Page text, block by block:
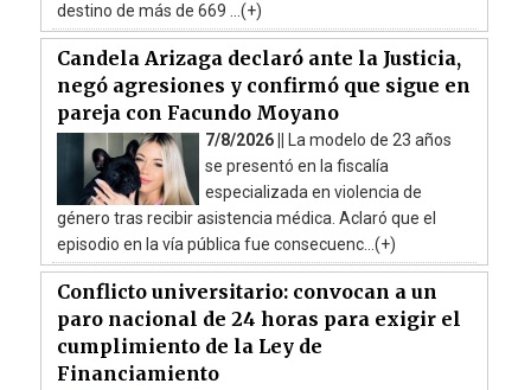
destino de más de 669 ...(+)
Candela Arizaga declaró ante la Justicia,
negó agresiones y confirmó que sigue en
pareja con Facundo Moyano
7/8/2026 ||
La modelo de 23 años
se presentó en la fiscalía
especializada en violencia de
género tras recibir asistencia médica. Aclaró que el
episodio en la vía pública fue consecuenc...(+)
Conflicto universitario: convocan a un
paro nacional de 24 horas para exigir el
cumplimiento de la Ley de
Financiamiento